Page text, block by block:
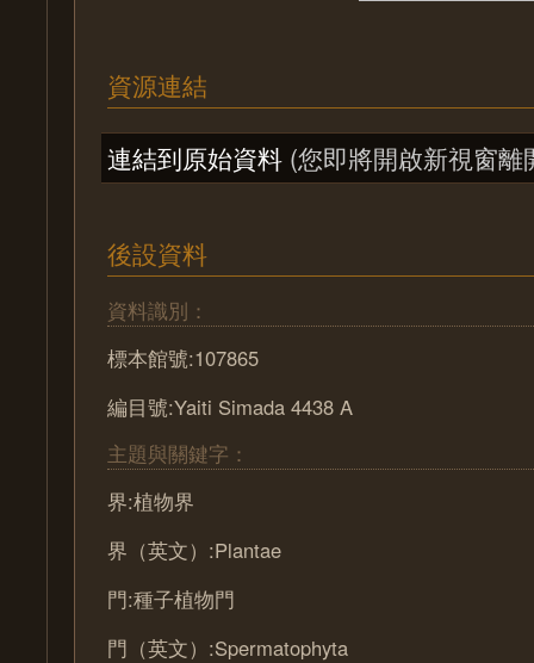
資源連結
連結到原始資料 (您即將開啟新視窗離
後設資料
資料識別：
標本館號:107865
編目號:Yaiti Simada 4438 A
主題與關鍵字：
界:植物界
界（英文）:Plantae
門:種子植物門
門（英文）:Spermatophyta